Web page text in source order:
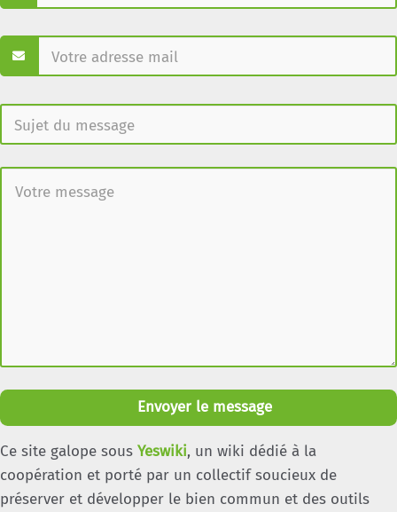
Envoyer le message
Ce site galope sous Yeswiki, un wiki dédié à la
coopération et porté par un collectif soucieux de
préserver et développer le bien commun et des outils